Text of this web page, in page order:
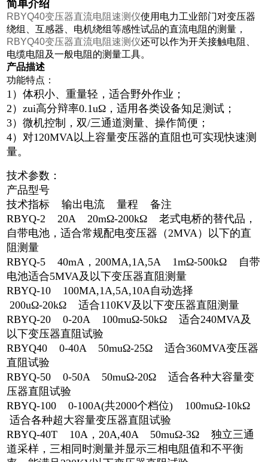
简单介绍
RBYQ40变压器直流电阻速测仪使用电力工业部门对变压器
绕组、互感器、电机绕组等感性试品的直流电阻的测量，
RBYQ40变压器直流电阻速测仪还可以作为开关接触电阻、
电缆电阻及一般电阻的测量工具。
产品描述
功能特点：
1）体积小、重量轻，适合野外作业；
2）zui高分辩率0.1uΩ，适用各类设备知足测试；
3）微机控制，双/三通道测量、操作简便；
4）对120MVA以上容量变压器的直阻也可实现快速测
量。
技术参数：
产品型号
技术指标 输出电流 量程 备注
RBYQ-2 20A 20mΩ-200kΩ 老式电桥的替代品，
自带电池，适合常规配电变压器（2MVA）以下的直
阻测量
RBYQ-5 40mA，200MA,1A,5A 1mΩ-500kΩ 自带
电池适合5MVA及以下变压器直阻测量
RBYQ-10 100MA,1A,5A,10A自动选择
200uΩ-20kΩ 适合110KV及以下变压器直阻测量
RBYQ-20 0-20A 100muΩ-50kΩ 适合240MVA及
以下变压器直阻试验
RBYQ40 0-40A 50muΩ-25Ω 适合360MVA变压器
直阻试验
RBYQ-50 0-50A 50muΩ-20Ω 适合各种大容量变
压器直阻试验
RBYQ-100 0-100A(共2000个档位) 100muΩ-10kΩ
适合各种超大容量变压器直阻试验
RBYQ-40T 10A，20A,40A 50muΩ-3Ω 独立三通
道采样，三相同时测量并显示三相电阻值和不平衡